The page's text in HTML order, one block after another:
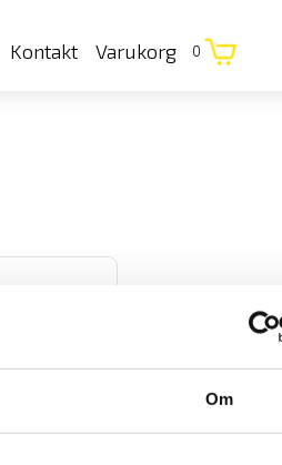
Om
Kontakt Varukorg 0